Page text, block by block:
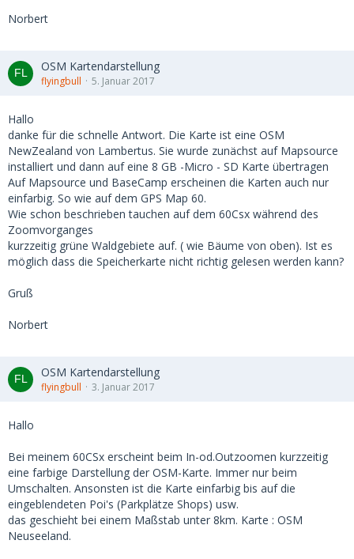
Norbert
OSM Kartendarstellung
flyingbull 5. Januar 2017
Hallo
danke für die schnelle Antwort. Die Karte ist eine OSM
NewZealand von Lambertus. Sie wurde zunächst auf Mapsource
installiert und dann auf eine 8 GB -Micro - SD Karte übertragen
Auf Mapsource und BaseCamp erscheinen die Karten auch nur
einfarbig. So wie auf dem GPS Map 60.
Wie schon beschrieben tauchen auf dem 60Csx während des
Zoomvorganges
kurzzeitig grüne Waldgebiete auf. ( wie Bäume von oben). Ist es
möglich dass die Speicherkarte nicht richtig gelesen werden kann?
Gruß
Norbert
OSM Kartendarstellung
flyingbull 3. Januar 2017
Hallo
Bei meinem 60CSx erscheint beim In-od.Outzoomen kurzzeitig
eine farbige Darstellung der OSM-Karte. Immer nur beim
Umschalten. Ansonsten ist die Karte einfarbig bis auf die
eingeblendeten Poi's (Parkplätze Shops) usw.
das geschieht bei einem Maßstab unter 8km. Karte : OSM
Neuseeland.